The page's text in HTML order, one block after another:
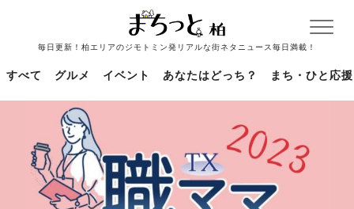
毎日更新！柏エリアのジモトミン発リアルな街ネタニュース毎日満載！
すべて グルメ イベント あなたはどっち？ まち・ひと応援